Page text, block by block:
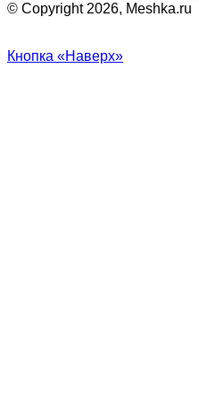
© Copyright 2026, Meshka.ru
Кнопка «Наверх»